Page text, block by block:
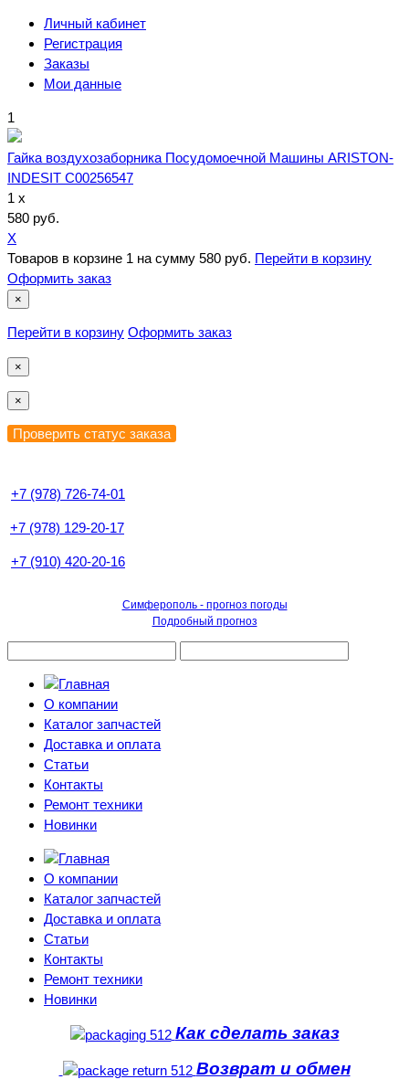
Личный кабинет
Регистрация
Заказы
Мои данные
1
Гайка воздухозаборника Посудомоечной Машины ARISTON-
INDESIT C00256547
1 x
580 руб.
X
Товаров в корзине 1 на сумму 580 руб. Перейти в корзину
Оформить заказ
×
Перейти в корзину Оформить заказ
×
×
+7 (978) 726-74-01
+7 (978) 129-20-17
+7 (910) 420-20-16
Симферополь - прогноз погоды
Подробный прогноз
О компании
Каталог запчастей
Доставка и оплата
Статьи
Контакты
Ремонт техники
Новинки
О компании
Каталог запчастей
Доставка и оплата
Статьи
Контакты
Ремонт техники
Новинки
Как сделать заказ
Возврат и обмен